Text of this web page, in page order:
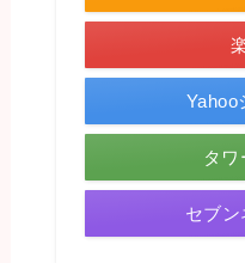
Yahoo
タワ
セブ